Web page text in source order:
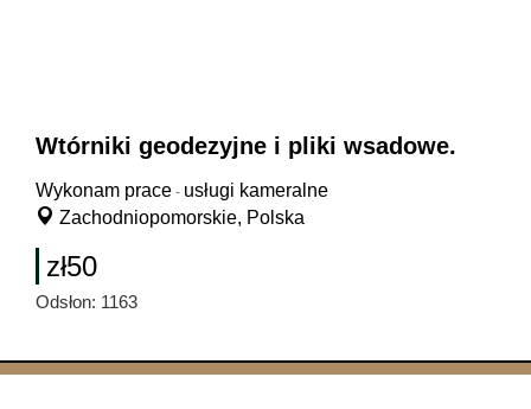
Wtórniki geodezyjne i pliki wsadowe.
Wykonam prace - usługi kameralne
Zachodniopomorskie, Polska
zł50
Odsłon: 1163